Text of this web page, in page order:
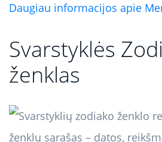
Daugiau informacijos apie
Svarstyklės
ženklas